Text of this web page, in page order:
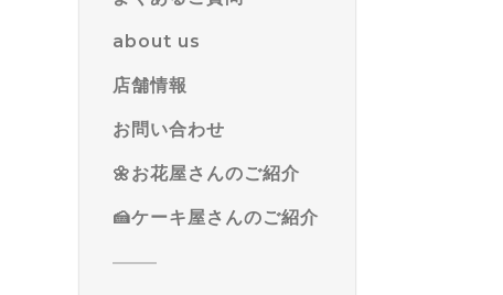
about us
店舗情報
お問い合わせ
🌼お花屋さんのご紹介
🍰ケーキ屋さんのご紹介